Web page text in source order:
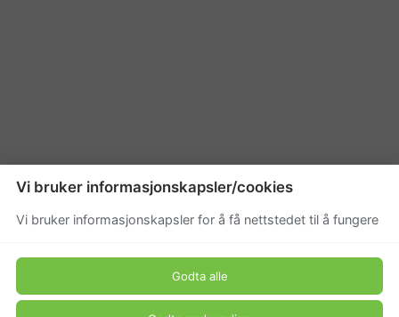
Vi bruker informasjonskapsler/cookies
Vi bruker informasjonskapsler for å få nettstedet til å fungere
Godta alle